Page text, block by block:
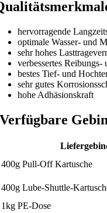
hervorragende
optimale Wasser- und
sehr hohes
verbessertes
bestes Tief- und
sehr gutes
hohe Adhäsionskraft
Verfügbare
400g Pull-Off Kartusche
400g Lube-Shuttle-
1kg PE-Dose